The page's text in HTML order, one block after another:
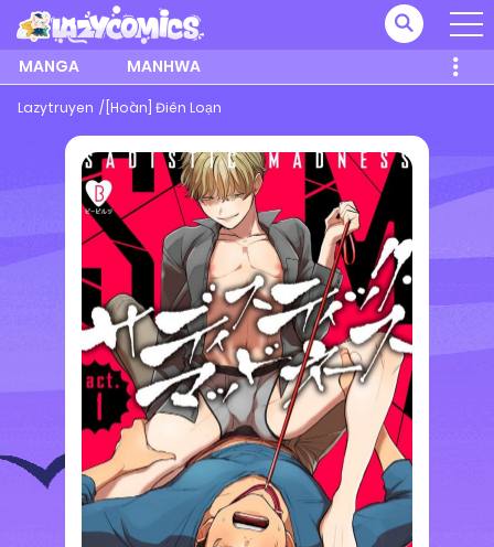
MANGA MANHWA
Lazytruyen [Hoàn] Điên Loạn